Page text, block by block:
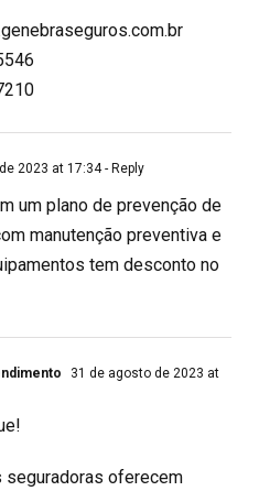
2023 at 17:34- Reply
um plano de prevenção de
manutenção preventiva e
tem desconto no
31 de agosto de 2023 at
seguradoras oferecem